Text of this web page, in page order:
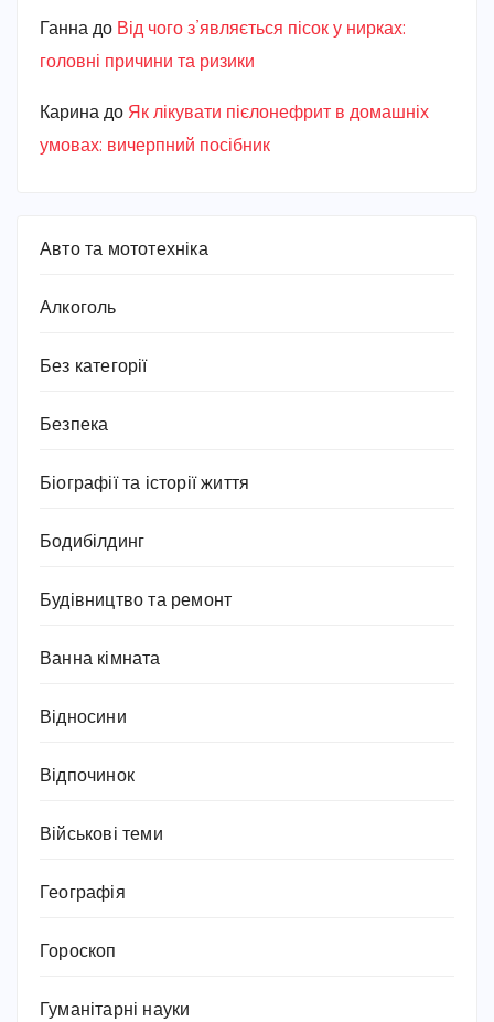
Ганна до Від чого з’являється пісок у нирках:
головні причини та ризики
Карина до Як лікувати пієлонефрит в домашніх
умовах: вичерпний посібник
Авто та мототехніка
Алкоголь
Без категорії
Безпека
Біографії та історії життя
Бодибілдинг
Будівництво та ремонт
Ванна кімната
Відносини
Відпочинок
Військові теми
Географія
Гороскоп
Гуманітарні науки